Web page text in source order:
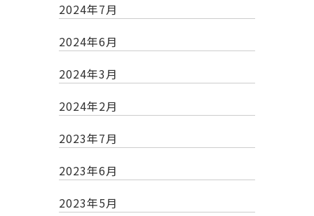
2024年7月
2024年6月
2024年3月
2024年2月
2023年7月
2023年6月
2023年5月